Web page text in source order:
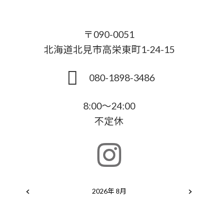
〒090-0051
北海道北見市高栄東町1-24-15
080-1898-3486
8:00～24:00
不定休
2026年 8月